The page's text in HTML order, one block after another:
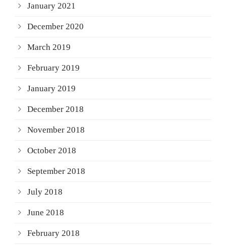
January 2021
December 2020
March 2019
February 2019
January 2019
December 2018
November 2018
October 2018
September 2018
July 2018
June 2018
February 2018